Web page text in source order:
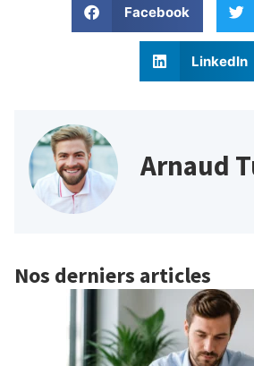
Facebook
LinkedIn
Arnaud
Nos derniers articles